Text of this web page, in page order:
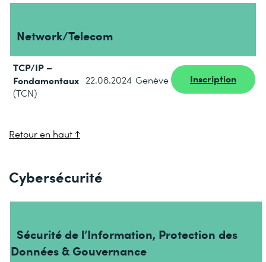
Network/Telecom
TCP/IP –
Fondamentaux
(TCN)
22.08.2024 Genève Inscription
Retour en haut ↑
Cybersécurité
Sécurité de l’Information, Protection des
Données & Gouvernance